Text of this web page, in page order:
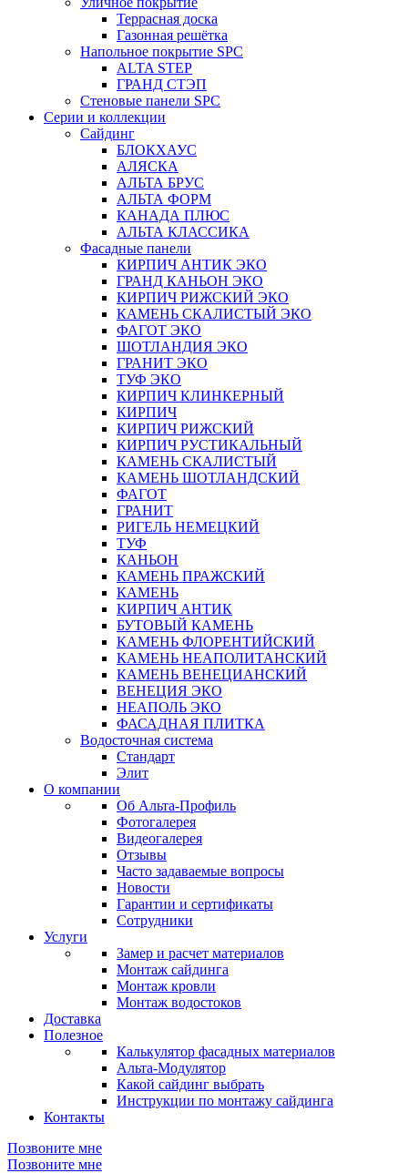
Террасная доска
Газонная решётка
Напольное покрытие SPC
ALTA STEP
ГРАНД СТЭП
Стеновые панели SPC
Серии и коллекции
Сайдинг
БЛОКХАУС
АЛЯСКА
АЛЬТА БРУС
АЛЬТА ФОРМ
КАНАДА ПЛЮС
АЛЬТА КЛАССИКА
Фасадные панели
КИРПИЧ АНТИК ЭКО
ГРАНД КАНЬОН ЭКО
КИРПИЧ РИЖСКИЙ ЭКО
КАМЕНЬ СКАЛИСТЫЙ ЭКО
ФАГОТ ЭКО
ШОТЛАНДИЯ ЭКО
ГРАНИТ ЭКО
ТУФ ЭКО
КИРПИЧ КЛИНКЕРНЫЙ
КИРПИЧ
КИРПИЧ РИЖСКИЙ
КИРПИЧ РУСТИКАЛЬНЫЙ
КАМЕНЬ СКАЛИСТЫЙ
КАМЕНЬ ШОТЛАНДСКИЙ
ФАГОТ
ГРАНИТ
РИГЕЛЬ НЕМЕЦКИЙ
ТУФ
КАНЬОН
КАМЕНЬ ПРАЖСКИЙ
КАМЕНЬ
КИРПИЧ АНТИК
БУТОВЫЙ КАМЕНЬ
КАМЕНЬ ФЛОРЕНТИЙСКИЙ
КАМЕНЬ НЕАПОЛИТАНСКИЙ
КАМЕНЬ ВЕНЕЦИАНСКИЙ
ВЕНЕЦИЯ ЭКО
НЕАПОЛЬ ЭКО
ФАСАДНАЯ ПЛИТКА
Водосточная система
Стандарт
Элит
О компании
Об Альта-Профиль
Фотогалерея
Видеогалерея
Отзывы
Часто задаваемые вопросы
Новости
Гарантии и сертификаты
Сотрудники
Услуги
Замер и расчет материалов
Монтаж сайдинга
Монтаж кровли
Монтаж водостоков
Доставка
Полезное
Калькулятор фасадных материалов
Альта-Модулятор
Какой сайдинг выбрать
Инструкции по монтажу сайдинга
Контакты
Позвоните мне
Позвоните мне